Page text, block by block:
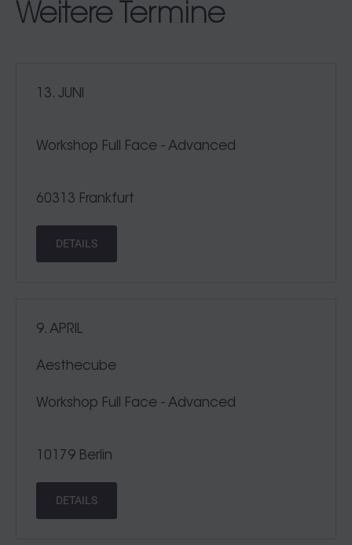
Weitere Termine
13. JUNI
Workshop Full Face - Advanced
60313 Frankfurt
DETAILS
9. APRIL
Aesthecube
Workshop Full Face - Advanced
10179 Berlin
DETAILS